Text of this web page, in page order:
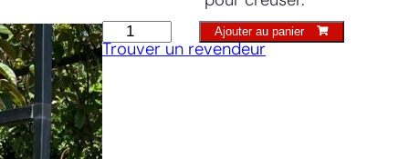
quantité
de
Pelle
bêche
avec
Ajouter au panier
Trouver un revendeur